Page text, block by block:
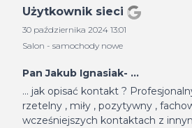
Użytkownik sieci
30 października 2024 13:01
Salon - samochody nowe
Pan Jakub Ignasiak- ...
... jak opisać kontakt ?
rzetelny , miły , pozytywny ,
wcześniejszych kontaktach z